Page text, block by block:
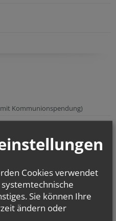
Kommunionspendung)
Kommunionspendung)
Cookies verwendet
Sie können Ihre
ändern oder